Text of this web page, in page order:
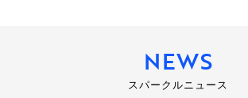
NEWS
スパークルニュース